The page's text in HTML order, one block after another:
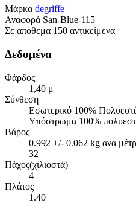
Μάρκα degriffe
Αναφορά San-Blue-115
Σε απόθεμα 150 αντικείμενα
Δεδομένα
Φάρδος
1,40 μ
Σύνθεση
Εσωτερικό 100%
Υπόστρωμα 100%
Βάρος
0.992 +/- 0.062 kg ανα
32
Πάχος(χιλιοστά)
4
Πλάτος
1.40